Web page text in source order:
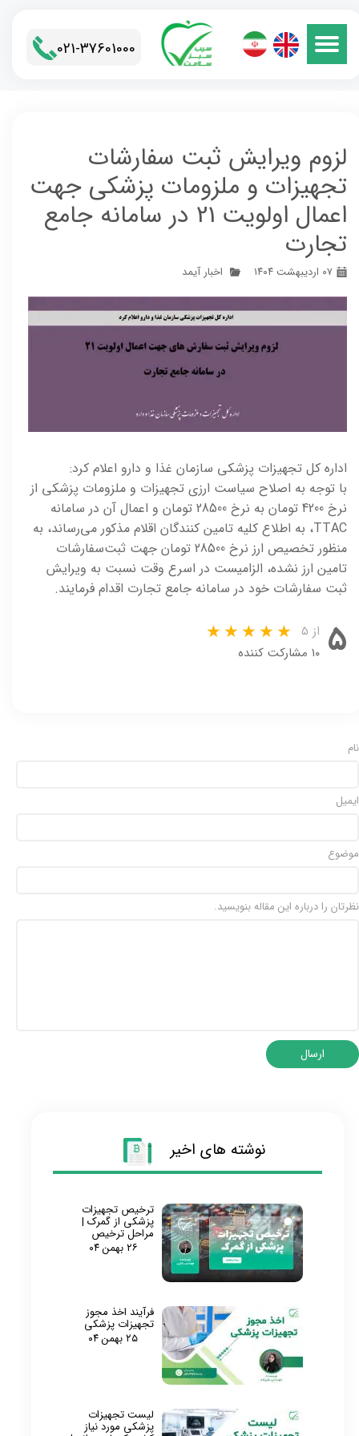
021-37601000​​​​​​​
لزوم ویرایش ثبت سفارشات
تجهیزات و ملزومات پزشکی جهت
اعمال اولویت 21 در سامانه جامع
تجارت
۰۷ اردیبهشت ۱۴۰۴ اخبار آیمد
اداره کل تجهیزات پزشکی سازمان غذا و دارو اعلام کرد:
با توجه به اصلاح سیاست ارزی تجهیزات و ملزومات پزشکی از
نرخ 4200 تومان به نرخ 28500 تومان و اعمال آن در سامانه
TTAC، به اطلاع کلیه تامین کنندگان اقلام مذکور می‌رساند، به
منظور تخصیص ارز نرخ 28500 تومان جهت ثبت‌سفارشات
تامین ارز نشده، الزامیست در اسرع وقت نسبت به ویرایش
ثبت سفارشات خود در سامانه جامع تجارت اقدام فرمایند.
۵ از ۵
★★
۱۰ مشارکت کننده
نام
ایمیل
موضوع
نظرتان را درباره این مقاله بنویسید.
ارسال
نوشته های اخیر
ترخیص تجهیزات
پزشکی از گمرک |
مراحل ترخیص
۲۶ بهمن ۰۴
فرآیند اخذ مجوز
تجهیزات پزشکی
۲۵ بهمن ۰۴
لیست تجهیزات
پزشکی مورد نیاز